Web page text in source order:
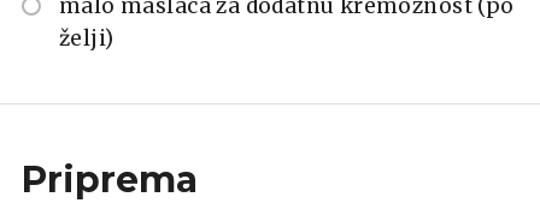
malo maslaca za dodatnu kremoznost (po
želji)
Priprema